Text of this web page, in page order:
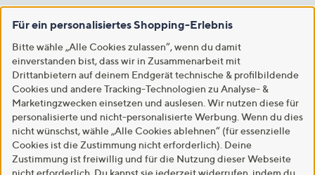
Für ein personalisiertes Shopping-Erlebnis
Bitte wähle „Alle Cookies zulassen“, wenn du damit
einverstanden bist, dass wir in Zusammenarbeit mit
Drittanbietern auf deinem Endgerät technische & profilbildende
Cookies und andere Tracking-Technologien zu Analyse- &
Marketingzwecken einsetzen und auslesen. Wir nutzen diese für
personalisierte und nicht-personalisierte Werbung. Wenn du dies
nicht wünschst, wähle „Alle Cookies ablehnen“ (für essenzielle
Cookies ist die Zustimmung nicht erforderlich). Deine
Zustimmung ist freiwillig und für die Nutzung dieser Webseite
nicht erforderlich. Du kannst sie jederzeit widerrufen, indem du